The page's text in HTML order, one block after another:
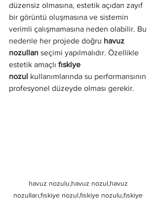
düzensiz olmasına, estetik açıdan zayıf
bir görüntü oluşmasına ve sistemin
verimli çalışmamasına neden olabilir. Bu
nedenle her projede doğru havuz
nozulları seçimi yapılmalıdır. Özellikle
estetik amaçlı fıskiye
nozul kullanımlarında su performansının
profesyonel düzeyde olması gerekir.
havuz nozulu,havuz nozul,havuz
nozulları,fıskiye nozul,fıskiye nozulu,fıskiye